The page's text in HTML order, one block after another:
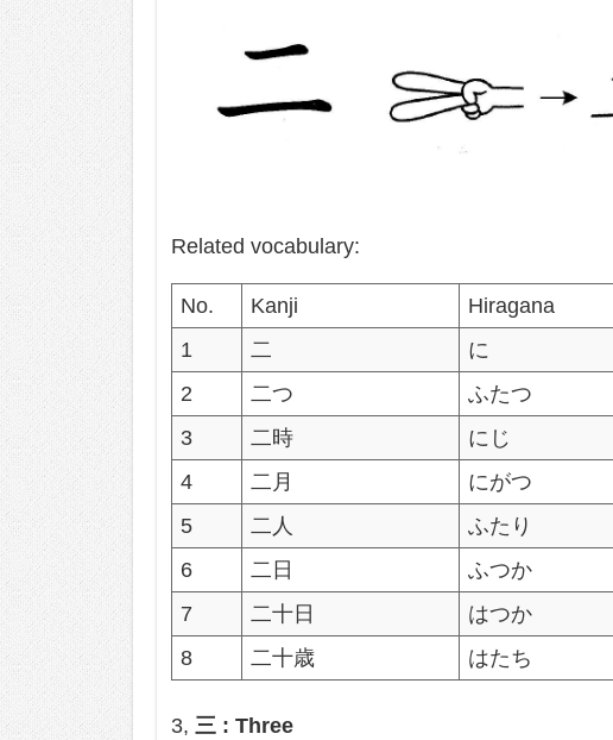
Related vocabulary:
No. Kanji Hiragana
1
二 に
2
二つ ふたつ
3
二時 にじ
4
二月 にがつ
5
二人 ふたり
6
二日 ふつか
7
二十日 はつか
8
二十歳 はたち
3, 三 : Three